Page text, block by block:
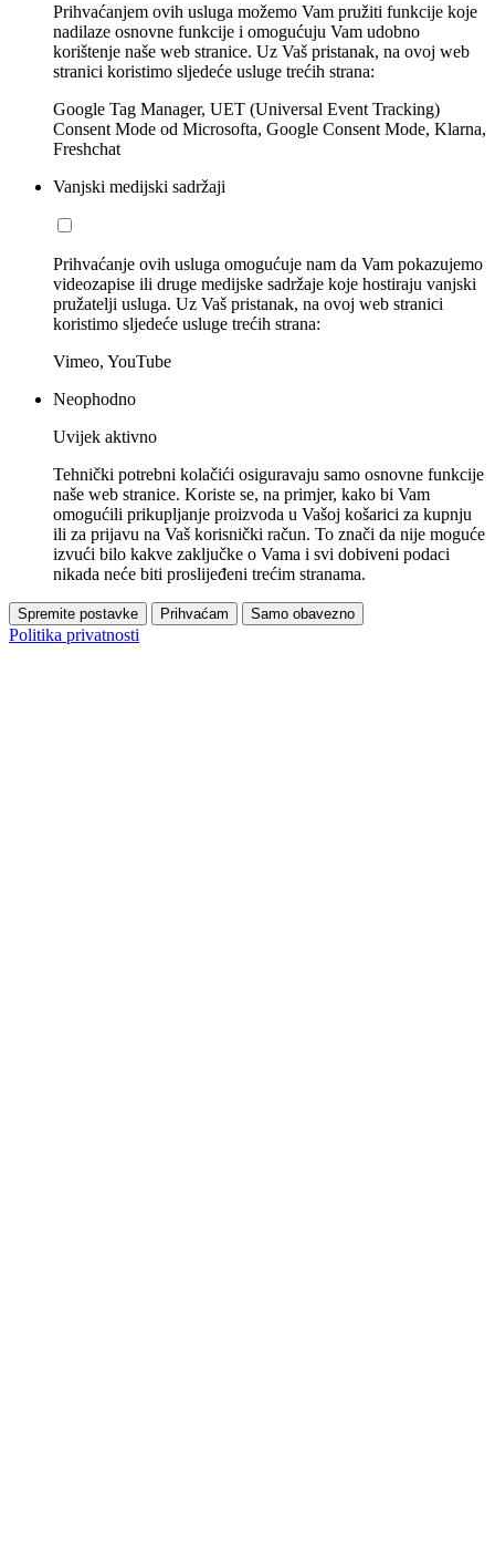
Prihvaćanjem ovih usluga možemo Vam pružiti funkcije koje
nadilaze osnovne funkcije i omogućuju Vam udobno
korištenje naše web stranice. Uz Vaš pristanak, na ovoj web
stranici koristimo sljedeće usluge trećih strana:
Google Tag Manager, UET (Universal Event Tracking)
Consent Mode od Microsofta, Google Consent Mode, Klarna,
Freshchat
Vanjski medijski sadržaji
Prihvaćanje ovih usluga omogućuje nam da Vam pokazujemo
videozapise ili druge medijske sadržaje koje hostiraju vanjski
pružatelji usluga. Uz Vaš pristanak, na ovoj web stranici
koristimo sljedeće usluge trećih strana:
Vimeo, YouTube
Neophodno
Uvijek aktivno
Tehnički potrebni kolačići osiguravaju samo osnovne funkcije
naše web stranice. Koriste se, na primjer, kako bi Vam
omogućili prikupljanje proizvoda u Vašoj košarici za kupnju
ili za prijavu na Vaš korisnički račun. To znači da nije moguće
izvući bilo kakve zaključke o Vama i svi dobiveni podaci
nikada neće biti proslijeđeni trećim stranama.
Spremite postavke Prihvaćam Samo obavezno
Politika privatnosti